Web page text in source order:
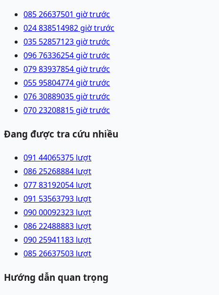
085 26637501 giờ trước
024 838514982 giờ trước
035 52857123 giờ trước
096 76336254 giờ trước
079 83937854 giờ trước
055 95804774 giờ trước
076 30889035 giờ trước
070 23208815 giờ trước
Đang được tra cứu nhiều
091 44065375 lượt
086 25268884 lượt
077 83192054 lượt
091 53563793 lượt
090 00092323 lượt
086 22488883 lượt
090 25941183 lượt
085 26637503 lượt
Hướng dẫn quan trọng